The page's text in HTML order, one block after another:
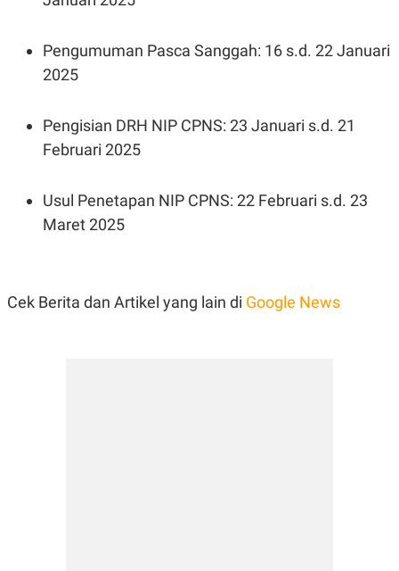
Pengumuman Pasca Sanggah: 16 s.d. 22 Januari
2025
Pengisian DRH NIP CPNS: 23 Januari s.d. 21
Februari 2025
Usul Penetapan NIP CPNS: 22 Februari s.d. 23
Maret 2025
Cek Berita dan Artikel yang lain di Google News